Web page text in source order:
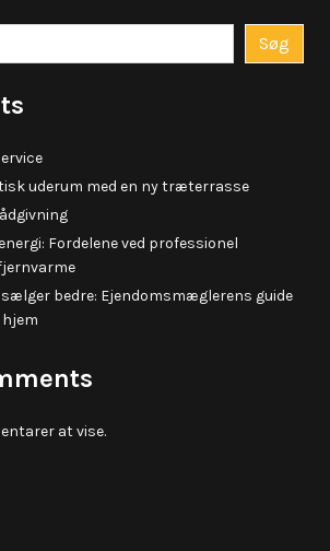
Søg
uderum med en ny træterrasse
Fordelene ved professionel
bedre: Ejendomsmæglerens guide
at vise.